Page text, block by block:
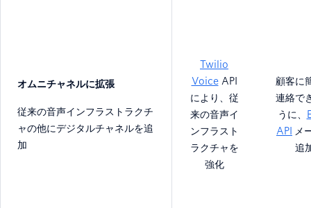
オムニチャネルに拡張
従来の音声インフラストラクチ
ャの他にデジタルチャネルを追
加
Twilio
VoiceAPI
により、従
来の音声イ
ンフラスト
ラクチャを
強化
顧客に
連絡で
うに、
API メ
追